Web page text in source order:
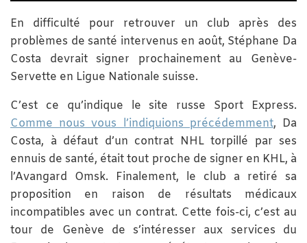
En difficulté pour retrouver un club après des
problèmes de santé intervenus en août, Stéphane Da
Costa devrait signer prochainement au Genève-
Servette en Ligue Nationale suisse.
C’est ce qu’indique le site russe Sport Express.
Comme nous vous l’indiquions précédemment, Da
Costa, à défaut d’un contrat NHL torpillé par ses
ennuis de santé, était tout proche de signer en KHL, à
l’Avangard Omsk. Finalement, le club a retiré sa
proposition en raison de résultats médicaux
incompatibles avec un contrat. Cette fois-ci, c’est au
tour de Genève de s’intéresser aux services du